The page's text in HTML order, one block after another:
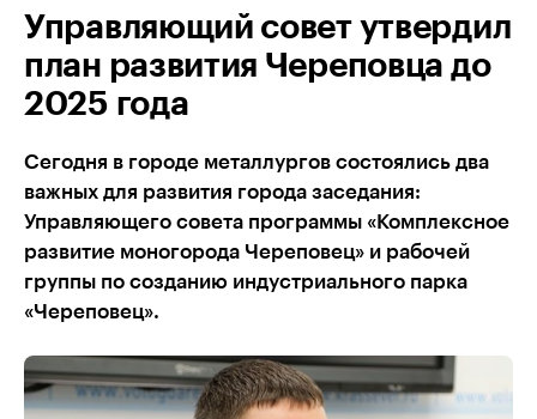
Управляющий совет утвердил
план развития Череповца до
2025 года
Сегодня в городе металлургов состоялись два
важных для развития города заседания:
Управляющего совета программы «Комплексное
развитие моногорода Череповец» и рабочей
группы по созданию индустриального парка
«Череповец».